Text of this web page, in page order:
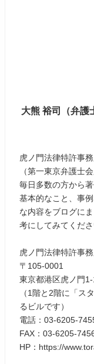
大熊 裕司（弁護
虎ノ門法律特許事
（第一東京弁護士
毎日多数の方から
基本的なこと、事
な内容をブログに
考にしてみてくださ
虎ノ門法律特許事
〒105-0001
東京都港区虎ノ門
（1階と2階に「ス
るビルです）
電話：03-6205-
FAX：03-6205-
HP：https://